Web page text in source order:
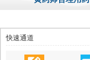
快速通道